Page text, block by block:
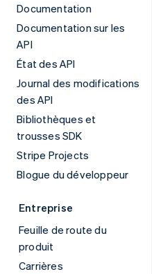
Documentation
Documentation sur les
API
État des API
Journal des modifications
des API
Bibliothèques et
trousses SDK
Stripe Projects
Blogue du développeur
Entreprise
Feuille de route du
produit
Carrières